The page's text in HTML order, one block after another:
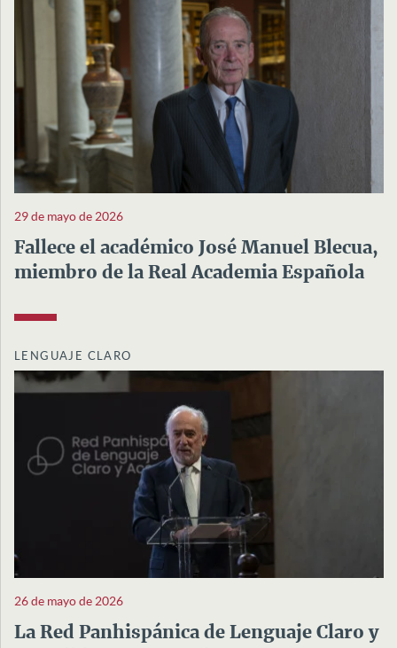
29 de mayo de 2026
Fallece el académico José Manuel Blecua,
miembro de la Real Academia Española
LENGUAJE CLARO
26 de mayo de 2026
La Red Panhispánica de Lenguaje Claro y